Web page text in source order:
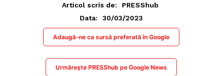
Articol scris de:
PRESShub
Data:
30/03/2023
Adaugă-ne ca sursă preferată în Google
Urmărește PRESShub pe Google News